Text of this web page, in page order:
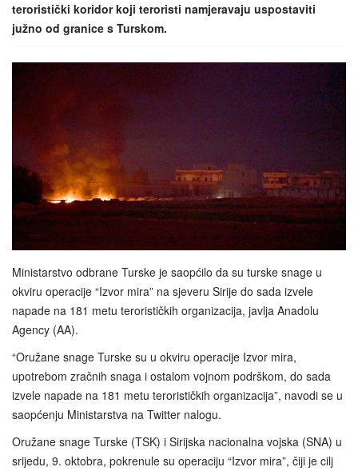
n
teroristički koridor koji teroristi namjeravaju uspostaviti
južno od granice s Turskom.
Ministarstvo odbrane Turske je saopćilo da su turske snage u
okviru operacije “Izvor mira” na sjeveru Sirije do sada izvele
napade na 181 metu terorističkih organizacija, javlja Anadolu
Agency (AA).
“Oružane snage Turske su u okviru operacije Izvor mira,
upotrebom zračnih snaga i ostalom vojnom podrškom, do sada
izvele napade na 181 metu terorističkih organizacija”, navodi se u
saopćenju Ministarstva na Twitter nalogu.
Oružane snage Turske (TSK) i Sirijska nacionalna vojska (SNA) u
srijedu, 9. oktobra, pokrenule su operaciju “Izvor mira”, čiji je cilj